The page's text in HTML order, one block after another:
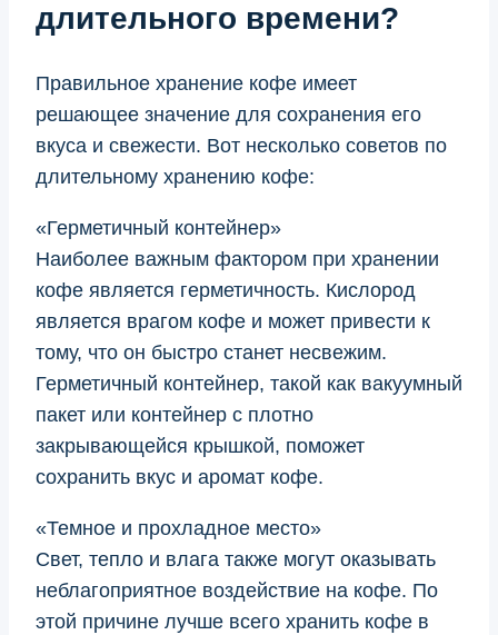
длительного времени?
Правильное хранение кофе имеет
решающее значение для сохранения его
вкуса и свежести. Вот несколько советов по
длительному хранению кофе:
«Герметичный контейнер»
Наиболее важным фактором при хранении
кофе является герметичность. Кислород
является врагом кофе и может привести к
тому, что он быстро станет несвежим.
Герметичный контейнер, такой как вакуумный
пакет или контейнер с плотно
закрывающейся крышкой, поможет
сохранить вкус и аромат кофе.
«Темное и прохладное место»
Свет, тепло и влага также могут оказывать
неблагоприятное воздействие на кофе. По
этой причине лучше всего хранить кофе в